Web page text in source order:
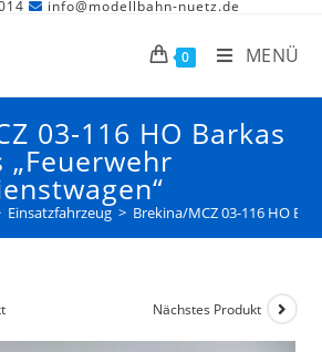
info@modellbahn-nuetz.de
0 MENÜ
03-116 HO Barkas
„Feuerwehr
Einsatzfahrzeug > Brekina/MCZ 03-116 HO
Nächstes Produkt